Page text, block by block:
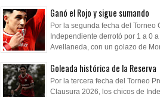
Ganó el Rojo y sigue sumando
Por la segunda fecha del Torneo
Independiente derrotó por 1 a 0
Avellaneda, con un golazo de
Goleada histórica de la Reserva
Por la tercera fecha del Torneo
Clausura 2026, los chicos de